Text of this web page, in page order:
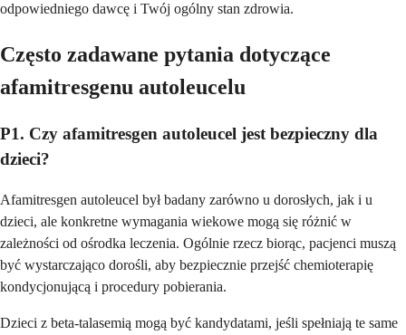
odpowiedniego dawcę i Twój ogólny stan zdrowia.
Często zadawane pytania dotyczące
afamitresgenu autoleucelu
P1. Czy afamitresgen autoleucel jest bezpieczny dla
dzieci?
Afamitresgen autoleucel był badany zarówno u dorosłych, jak i u
dzieci, ale konkretne wymagania wiekowe mogą się różnić w
zależności od ośrodka leczenia. Ogólnie rzecz biorąc, pacjenci muszą
być wystarczająco dorośli, aby bezpiecznie przejść chemioterapię
kondycjonującą i procedury pobierania.
Dzieci z beta-talasemią mogą być kandydatami, jeśli spełniają te same